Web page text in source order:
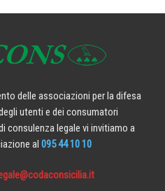
delle associazioni per la difesa
utenti e dei consumatori
consulenza legale vi invitiamo a
al 095 44 10 10